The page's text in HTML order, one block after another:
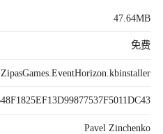
47.64MB
免费
Pavel Zinchenko